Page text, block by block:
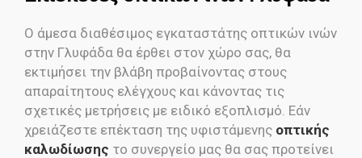
Ο άμεσα διαθέσιμος εγκαταστάτης οπτικών ινών
στην Γλυφάδα θα έρθει στον χώρο σας, θα
εκτιμήσει την βλάβη προβαίνοντας στους
απαραίτητους ελέγχους και κάνοντας τις
σχετικές μετρήσεις με ειδικό εξοπλισμό. Εάν
χρειάζεστε επέκταση της υφιστάμενης οπτικής
καλωδίωσης το συνεργείο μας θα σας προτείνει